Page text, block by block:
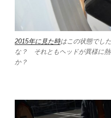
2015年に見た時はこの状態でし
な？ それともヘッドが異様に
か？